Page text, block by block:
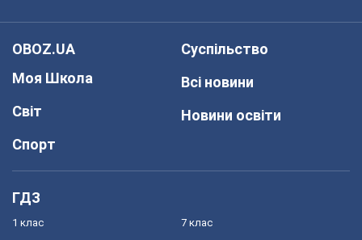
OBOZ.UA
Моя Школа
Світ
Спорт
Суспільство
Всі новини
Новини освіти
ГДЗ
1 клас 7 клас